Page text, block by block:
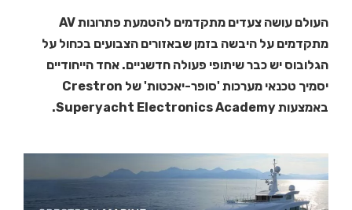
העולם עושה צעדים מתקדמים להטמעת פתרונות AV
מתקדמים על היבשה בזמן שבאזורים הצבועים בכחול על
הגלובוס יש כבר שיתופי פעולה חדשניים. אחד הייחודיים
יסמיך טכנאי מערכות 'סופר-יאכטות' של Crestron
באמצעות Superyacht Electronics Academy.